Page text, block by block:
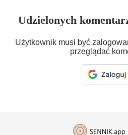
Udzielonych
Użytkownik musi być
przeglądać